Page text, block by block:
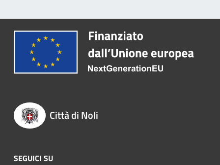
Città di Noli
SEGUICI SU